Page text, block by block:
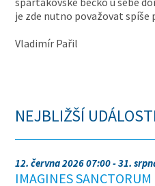
je zde nutno považovat spíše
Vladimír Pařil
NEJBLIŽŠÍ UDÁLOSTI
12. června 2026 07:00 - 31.
IMAGINES SANCTORUM